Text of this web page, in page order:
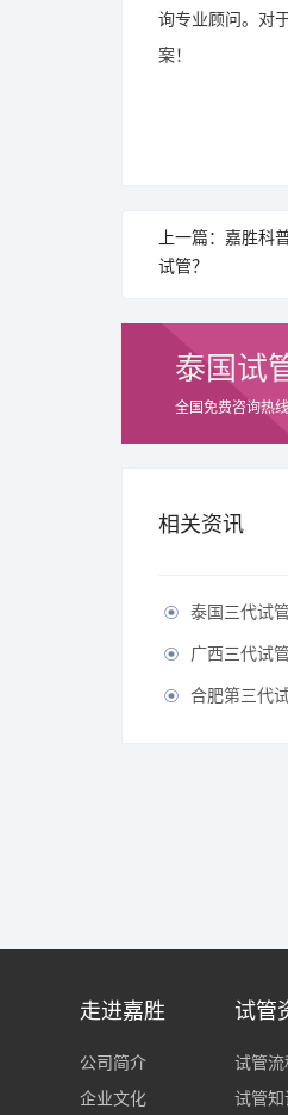
询专业顾问。对
案！
上一篇：嘉胜科
试管？
泰国试
全国免费咨询热
相关资讯
 泰国三代试
 广西三代试管
 合肥第三代试
走进嘉胜
公司简介
企业文化
试管
试管流
试管知